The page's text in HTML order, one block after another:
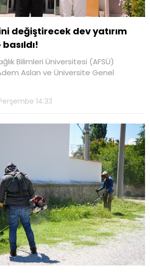
değiştirecek dev yatırım
Bilimleri Üniversitesi (AFSÜ)
Aslan ve Üniversite Genel
14:33